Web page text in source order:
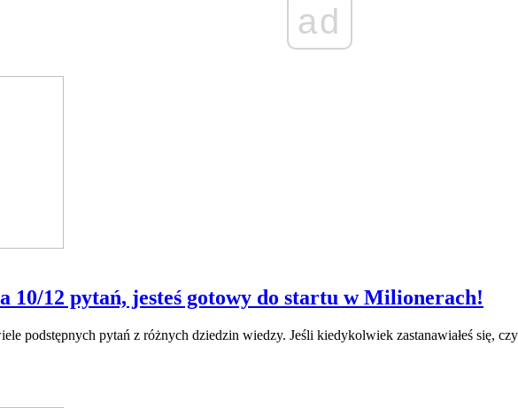
ad
10/12 pytań, jesteś gotowy do startu w Milionerach!
podstępnych pytań z różnych dziedzin wiedzy. Jeśli kiedykolwiek zastanawiałeś się,